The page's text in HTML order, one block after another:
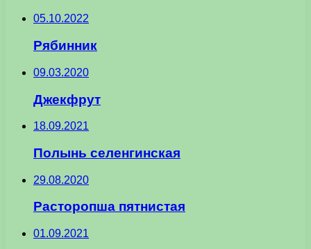
05.10.2022
Рябинник
09.03.2020
Джекфрут
18.09.2021
Полынь селенгинская
29.08.2020
Расторопша пятнистая
01.09.2021